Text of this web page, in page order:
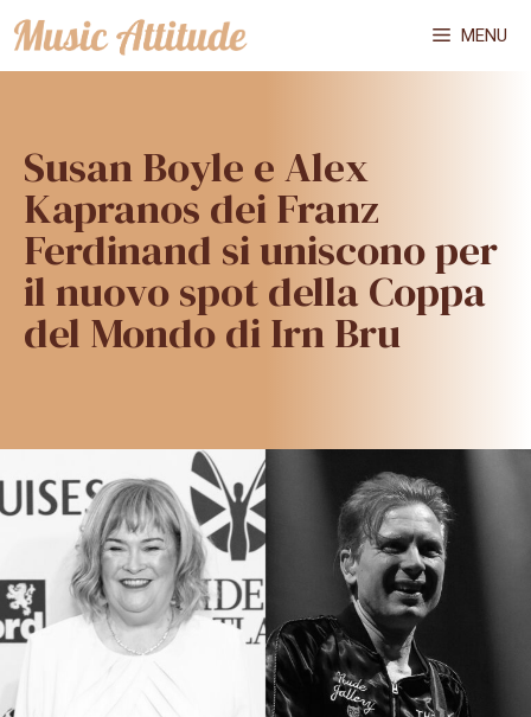
Vai
al
MENU
Susan Boyle e Alex
Kapranos dei Franz
Ferdinand si uniscono per
il nuovo spot della Coppa
del Mondo di Irn Bru